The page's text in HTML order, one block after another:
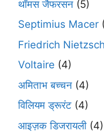
थॉमस जैफरसन (5)
Septimius Macer
Friedrich
Voltaire (4)
अमिताभ बच्चन (4)
विलियम ड्रूरंट (4)
आइज़क डिजरायली (4)